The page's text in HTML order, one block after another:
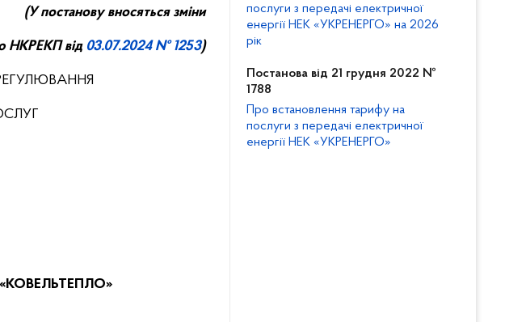
(У постанову вносяться зміни
НКРЕКП від 03.07.2024 № 1253)
«КОВЕЛЬТЕПЛО»
послуги з передачі електричної
енергії НЕК «УКРЕНЕРГО» на 2026
рік
Постанова від 21 грудня 2022 №
1788
Про встановлення тарифу на
послуги з передачі електричної
енергії НЕК «УКРЕНЕРГО»